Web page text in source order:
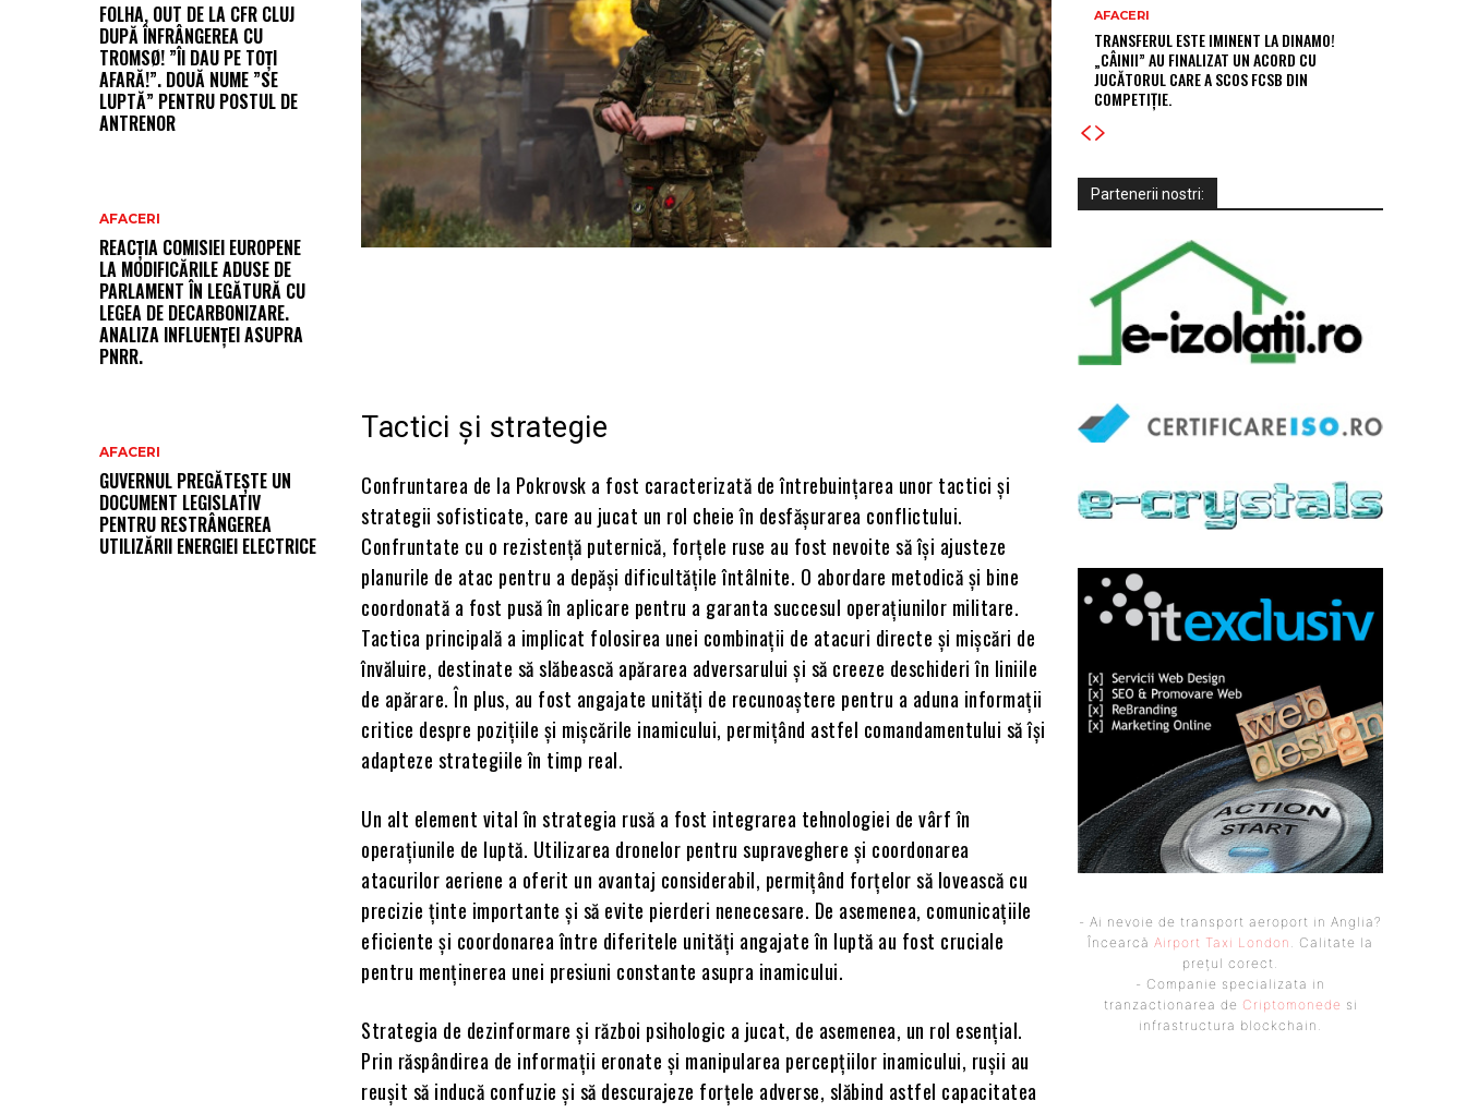
FOLHA, OUT DE LA CFR CLUJ
DUPĂ ÎNFRÂNGEREA CU
TROMSØ! ”ÎI DAU PE TOȚI
AFARĂ!”. DOUĂ NUME ”SE
LUPTĂ” PENTRU POSTUL DE
ANTRENOR
AFACERI
REACȚIA COMISIEI EUROPENE
LA MODIFICĂRILE ADUSE DE
PARLAMENT ÎN LEGĂTURĂ CU
LEGEA DE DECARBONIZARE.
ANALIZA INFLUENȚEI ASUPRA
PNRR.
AFACERI
GUVERNUL PREGĂTEȘTE UN
DOCUMENT LEGISLATIV
PENTRU RESTRÂNGEREA
UTILIZĂRII ENERGIEI ELECTRICE
Tactici și strategie
Confruntarea de la Pokrovsk a fost caracterizată de întrebuințarea unor tactici și
strategii sofisticate, care au jucat un rol cheie în desfășurarea conflictului.
Confruntate cu o rezistență puternică, forțele ruse au fost nevoite să își ajusteze
planurile de atac pentru a depăși dificultățile întâlnite. O abordare metodică și bine
coordonată a fost pusă în aplicare pentru a garanta succesul operațiunilor militare.
Tactica principală a implicat folosirea unei combinații de atacuri directe și mișcări de
învăluire, destinate să slăbească apărarea adversarului și să creeze deschideri în liniile
de apărare. În plus, au fost angajate unități de recunoaștere pentru a aduna informații
critice despre pozițiile și mișcările inamicului, permițând astfel comandamentului să își
adapteze strategiile în timp real.
Un alt element vital în strategia rusă a fost integrarea tehnologiei de vârf în
operațiunile de luptă. Utilizarea dronelor pentru supraveghere și coordonarea
atacurilor aeriene a oferit un avantaj considerabil, permițând forțelor să lovească cu
precizie ținte importante și să evite pierderi nenecesare. De asemenea, comunicațiile
eficiente și coordonarea între diferitele unități angajate în luptă au fost cruciale
pentru menținerea unei presiuni constante asupra inamicului.
Strategia de dezinformare și război psihologic a jucat, de asemenea, un rol esențial.
Prin răspândirea de informații eronate și manipularea percepțiilor inamicului, rușii au
reușit să inducă confuzie și să descurajeze forțele adverse, slăbind astfel capacitatea
AFACERI
TRANSFERUL ESTE IMINENT LA DINAMO!
„CÂINII” AU FINALIZAT UN ACORD CU
JUCĂTORUL CARE A SCOS FCSB DIN
COMPETIȚIE.
Partenerii nostri:
- Ai nevoie de transport aeroport in Anglia?
Încearcă Airport Taxi London . Calitate la
prețul corect.
- Companie specializata in
tranzactionarea de Criptomonede si
infrastructura blockchain.